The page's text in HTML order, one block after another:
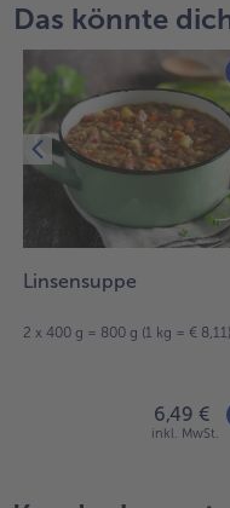
Das könnte
Linsensuppe
2 x 400 g = 800 g (1 kg = € 8,11)
6,49 €
inkl. MwSt.